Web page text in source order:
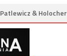
Patlewicz & Holocher